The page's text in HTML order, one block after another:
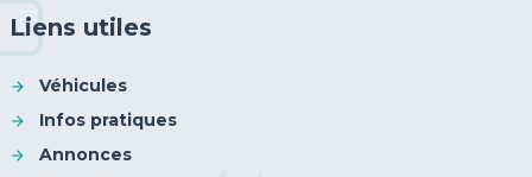
Liens utiles
Véhicules
Infos pratiques
Annonces